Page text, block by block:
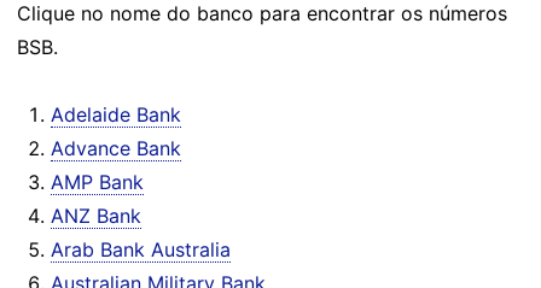
Clique no nome do banco para encontrar os números
BSB.
Adelaide Bank
Advance Bank
AMP Bank
ANZ Bank
Arab Bank Australia
Australian Military Bank